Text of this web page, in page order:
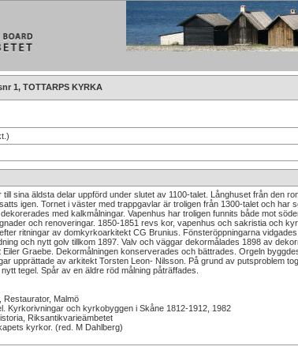
1, TOTTARPS KYRKA
sina äldsta delar uppförd under slutet av 1100-talet. Långhuset från den
igen. Tornet i väster med trappgavlar är troligen från 1300-talet och har
med kalkmålningar. Vapenhus har troligen funnits både mot
och renoveringar. 1850-1851 revs kor, vapenhus och sakristia och
ritningar av domkyrkoarkitekt CG Brunius. Fönsteröppningarna
och nytt golv tillkom 1897. Valv och väggar dekormålades 1898 av
Graebe. Dekormålningen konserverades och bättrades. Orgeln
upprättade av arkitekt Torsten Leon- Nilsson. På grund av putsproblem
tegel. Spår av en äldre röd målning påträffades.
Malmö
Kyrkorivningar och kyrkobyggen i Skåne 1812-1912, 1982
Riksantikvarieämbetet
kyrkor. (red. M Dahlberg)